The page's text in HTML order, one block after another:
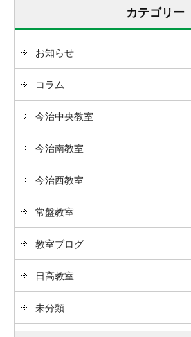
カテゴリー
お知らせ
コラム
今治中央教室
今治南教室
今治西教室
常盤教室
教室ブログ
日高教室
未分類